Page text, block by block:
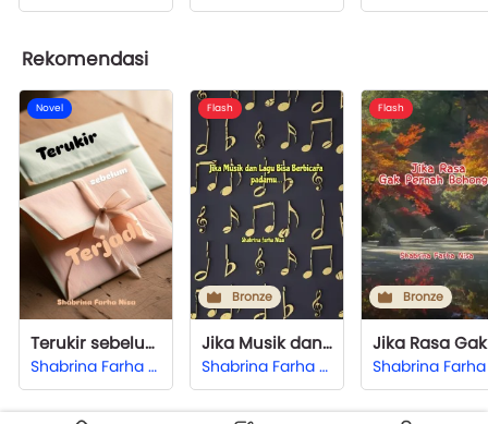
Rekomendasi
Novel
Terukir sebelum Terjadi
Shabrina Farha Nisa
Flash
Bronze
Jika Musik dan Lagu Bisa Berbicara padamu...
Shabrina Farha Nisa
Flash
Bronze